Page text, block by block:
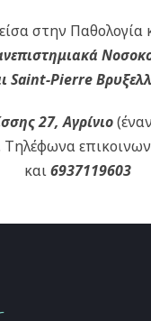
στην Παθολογία
Saint-Pierre
27, Αγρίνιο
Τηλέφωνα
και6937119603